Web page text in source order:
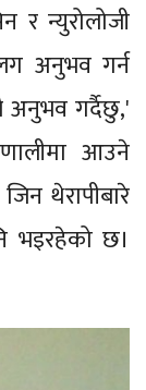
र न्युरोलोजी
अनुभव गर्न
अनुभव गर्दैछु,'
आउने
थेरापीबारे
भइरहेको छ।